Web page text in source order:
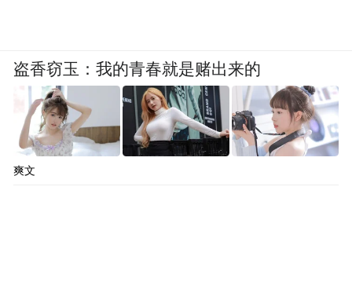
盗香窃玉：我的青春就是赌出来的
爽文